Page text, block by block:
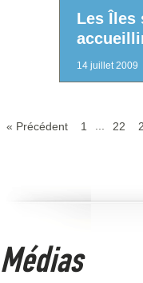
Les Îles
14 juillet 2009
« Précédent 1 22
Médias